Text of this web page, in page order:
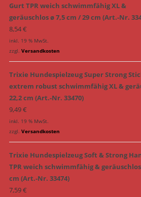
Gurt TPR weich schwimmfähig XL &
geräuschlos ø 7,5 cm / 29 cm (Art.-Nr.
8,54€
inkl. 19 % MwSt.
zzgl. Versandkosten
Trixie Hundespielzeug Super Strong
extrem robust schwimmfähig XL &
22,2 cm (Art.-Nr. 33470)
9,49€
inkl. 19 % MwSt.
zzgl. Versandkosten
Trixie Hundespielzeug Soft & Strong
TPR weich schwimmfähig & geräuschlos
cm (Art.-Nr. 33474)
7,59€